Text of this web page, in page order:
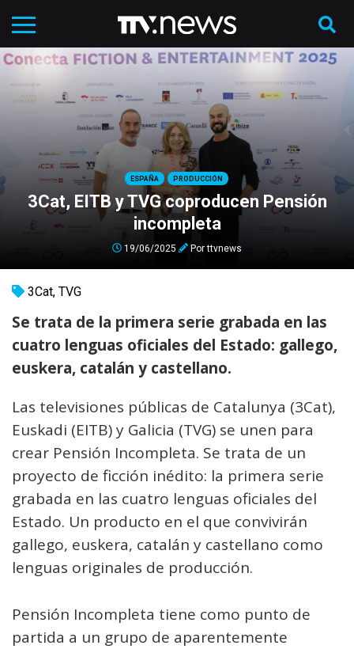
ESPAÑA PRODUCCIÓN
3Cat, EITB y TVG coproducen Pensión
incompleta
19/06/2025 Porttvnews
3Cat, TVG
Se trata de la primera serie grabada en las
cuatro lenguas oficiales del Estado: gallego,
euskera, catalán y castellano.
Las televisiones públicas de Catalunya (3Cat),
Euskadi (EITB) y Galicia (TVG) se unen para
crear Pensión Incompleta. Se trata de un
proyecto de ficción inédito: la primera serie
grabada en las cuatro lenguas oficiales del
Estado. Un producto en el que convivirán
gallego, euskera, catalán y castellano como
lenguas originales de producción.
Pensión Incompleta tiene como punto de
partida a un grupo de aparentemente